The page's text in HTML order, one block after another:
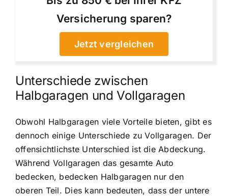
Versicherung sparen?
Jetzt vergleichen
Unterschiede zwischen
Halbgaragen und Vollgaragen
Obwohl Halbgaragen viele Vorteile bieten, gibt es
dennoch einige Unterschiede zu Vollgaragen. Der
offensichtlichste Unterschied ist die Abdeckung.
Während Vollgaragen das gesamte Auto
bedecken, bedecken Halbgaragen nur den
oberen Teil. Dies kann bedeuten, dass der untere